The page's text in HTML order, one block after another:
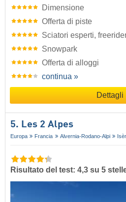
Dimensione
Offerta di piste
Sciatori esperti,
Snowpark
Offerta di alloggi
continua »
Dettagli
5. Les 2 Alpes
Europa Francia Alvernia-Rodano-Alpi
Risultato del test: 4,3 su 5